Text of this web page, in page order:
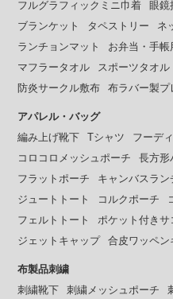
フルグラフィックミニ巾着
眼鏡
ブランケット
タペストリー ネ
ランチョンマット
お弁当・手帳
マフラータオル
スポーツタオル
防炎サークル敷布
布ラバー製プ
アパレル・バッグ
編み上げ靴下
Tシャツ フーデ
コロコロメッシュポーチ
長方形
フラットポーチ
キャンバスラン
ジュートトート
コルクポーチ
フェルトトート
ポケット付きサ
ジェットキャップ
合皮ワッペン
布製品刺繍
刺繍靴下
刺繍メッシュポーチ